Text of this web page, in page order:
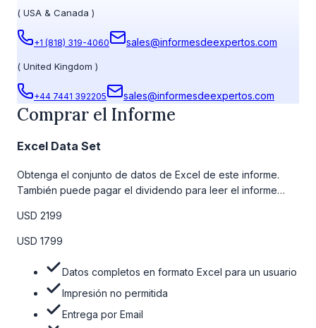
( USA & Canada )
+1 (818) 319-4060 sales@informesdeexpertos.com
( United Kingdom )
+44 7441 392205 sales@informesdeexpertos.com
Comprar el Informe
Excel Data Set
Obtenga el conjunto de datos de Excel de este informe.
También puede pagar el dividendo para leer el informe
la tabla de precios a continuación.
USD 2199
USD 1799
Datos completos en formato Excel para un usuario
Impresión no permitida
Entrega por Email